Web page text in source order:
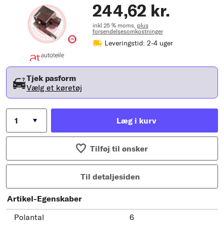
244,62 kr.
inkl 25 % moms, plus
forsendelsesomkostninger
Leveringstid: 2-4 uger
Tjek pasform
Vælg et køretøj
Læg i kurv
Tilføj til ønsker
Til detaljesiden
Artikel-Egenskaber
Polantal
6